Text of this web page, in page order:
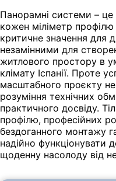
Панорамні системи – це
кожен міліметр
критичне значення для
незамінними для
житлового простору в
клімату Іспанії. Проте
масштабного проєкту
розуміння технічних
практичного досвіду.
профілю, професійних
бездоганного монтажу
надійно функціонувати
щоденну насолоду від